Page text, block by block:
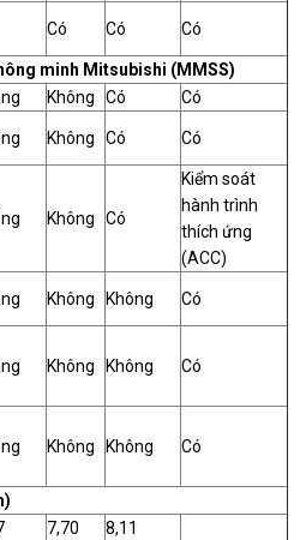
Có Có Có
minh Mitsubishi (MMSS)
Không Có
Có
Không Có Có
Không Có
Kiểm soát
hành trình
thích ứng
(ACC)
Không Không Có
Không Không Có
Không Không Có
7,70
8,11